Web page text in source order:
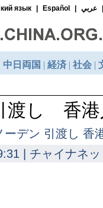
渡し 香港
ーデン 引渡し 香
| チャイナネ